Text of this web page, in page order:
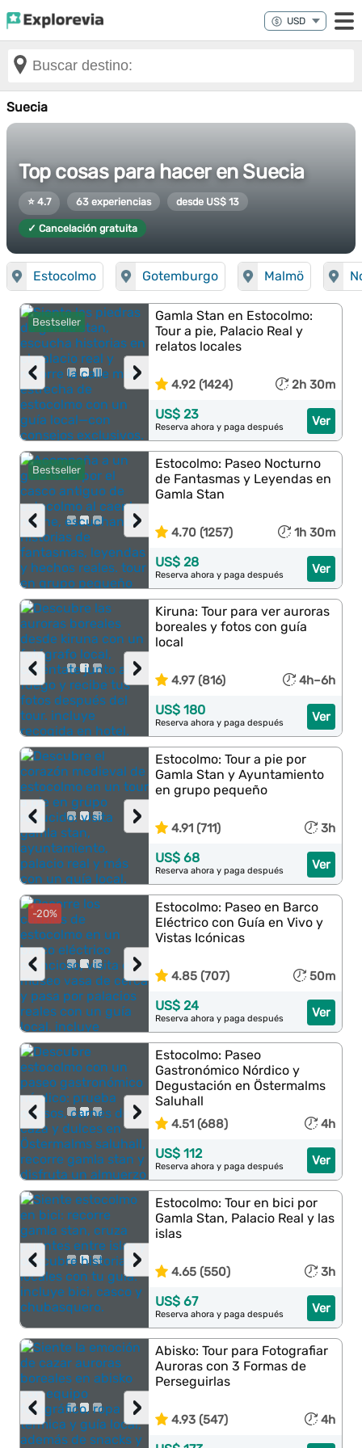
Suecia
Top cosas para hacer en Suecia
⭐ 4.7 63 experiencias desde US$ 13
✓ Cancelación gratuita
Estocolmo Gotemburgo Malmö
Bestseller
›
‹
Gamla Stan en Estocolmo:
Tour a pie, Palacio Real y
relatos locales
4.92 (1424) 2h 30m
Ver
US$ 23
Reserva ahora y paga después
Bestseller
›
‹
Estocolmo: Paseo Nocturno
de Fantasmas y Leyendas en
Gamla Stan
4.70 (1257) 1h 30m
Ver
US$ 28
Reserva ahora y paga después
›
‹
Kiruna: Tour para ver auroras
boreales y fotos con guía
local
4.97 (816) 4h–6h
Ver
US$ 180
Reserva ahora y paga después
›
‹
Estocolmo: Tour a pie por
Gamla Stan y Ayuntamiento
en grupo pequeño
4.91 (711) 3h
Ver
US$ 68
Reserva ahora y paga después
-20%
›
‹
Estocolmo: Paseo en Barco
Eléctrico con Guía en Vivo y
Vistas Icónicas
4.85 (707) 50m
Ver
US$ 24
Reserva ahora y paga después
›
‹
Estocolmo: Paseo
Gastronómico Nórdico y
Degustación en Östermalms
Saluhall
4.51 (688) 4h
Ver
US$ 112
Reserva ahora y paga después
›
‹
Estocolmo: Tour en bici por
Gamla Stan, Palacio Real y las
islas
4.65 (550) 3h
Ver
US$ 67
Reserva ahora y paga después
›
‹
Abisko: Tour para Fotografiar
Auroras con 3 Formas de
Perseguirlas
4.93 (547) 4h